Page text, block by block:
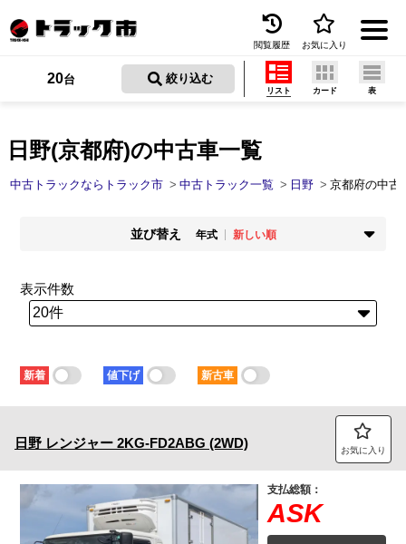
トラック買取
トラック市とは
保存した検索条件
トラック市FC会員専用ページはこちら
閲覧履歴 お気に入り
日野(京都府)の中古車一覧
20台 絞り込む
リスト カード 表
中古トラックならトラック市 中古トラック一覧 日野 京都府の中古
並び替え 年式
新しい順
新着順
走行距離
少ない順
多い順
価格
安い順
高い順
少ない順
多い順
短い順
表示件数
新着 値下げ 新古車
日野 レンジャー 2KG-FD2ABG (2WD) お気に入り
支払総額：
ASK